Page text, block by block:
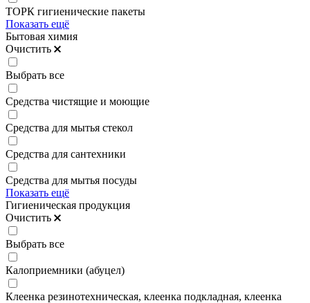
ТОРК гигиенические пакеты
Показать ещё
Бытовая химия
Очистить
Выбрать все
Средства чистящие и моющие
Средства для мытья стекол
Средства для сантехники
Средства для мытья посуды
Показать ещё
Гигиеническая продукция
Очистить
Выбрать все
Калоприемники (абуцел)
Клеенка резинотехническая, клеенка подкладная, клеенка